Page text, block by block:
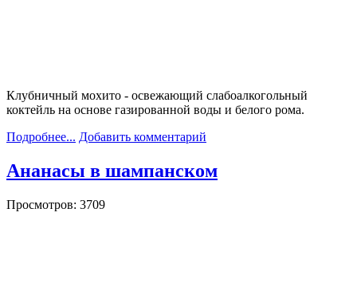
Клубничный мохито - освежающий слабоалкогольный
коктейль на основе газированной воды и белого рома.
Подробнее... Добавить комментарий
Ананасы в шампанском
Просмотров: 3709